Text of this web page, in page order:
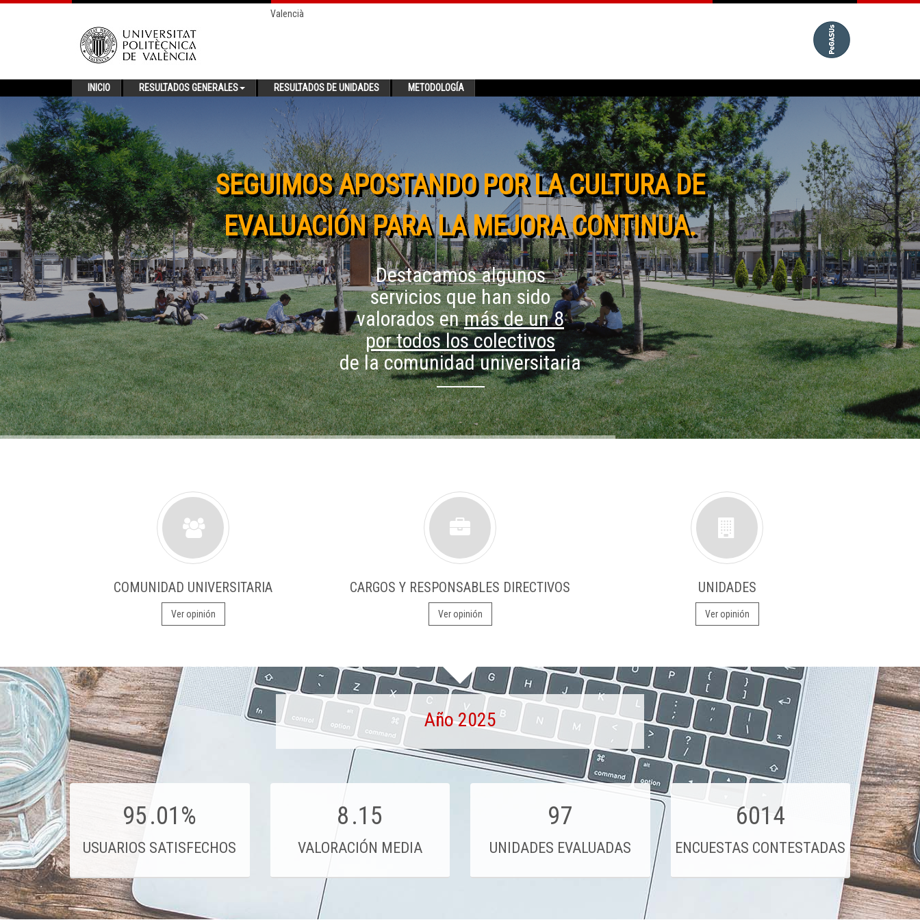
Valencià
INICIO RESULTADOS GENERALES RESULTADOS DE UNIDADES METODOLOGÍA
SEGUIMOS APOSTANDO POR LA CULTURA DE
EVALUACIÓN PARA LA MEJORA CONTINUA.
Destacamos algunos
servicios que han sido
valorados enmás de un 8
por todos los colectivos
de la comunidad universitaria
COMUNIDAD UNIVERSITARIA
Ver opinión
CARGOS Y RESPONSABLES DIRECTIVOS
Ver opinión
UNIDADES
Ver opinión
Año 2025
95.01%
USUARIOS SATISFECHOS
8.15
VALORACIÓN MEDIA
97
UNIDADES EVALUADAS
6014
ENCUESTAS CONTESTADAS